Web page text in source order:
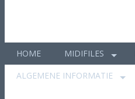
HOME MIDIFILES
ALGEMENE INFORMATIE